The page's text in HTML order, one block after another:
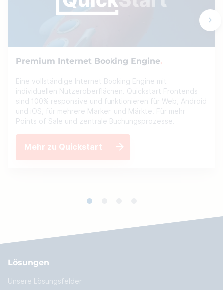
Premium Internet Booking Engine
Eine vollständige Internet Booking Engine mit
individuellen Nutzeroberflächen. Quickstart Frontends
sind 100% responsive und funktionieren für Web, Android
und iOS, für mehrere Marken und Märkte. Für mehr
Points of Sale und zentrale Buchungsprozesse.
Mehr zu Quickstart
Lösungen
Unsere Lösungsfelder